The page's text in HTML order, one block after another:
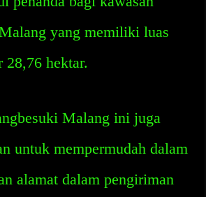
yang memiliki luas
hektar.
Malang ini juga
untuk mempermudah dalam
alamat dalam pengiriman